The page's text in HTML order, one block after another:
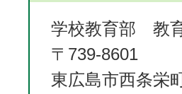
学校教育部 教
〒739-8601
東広島市西条栄